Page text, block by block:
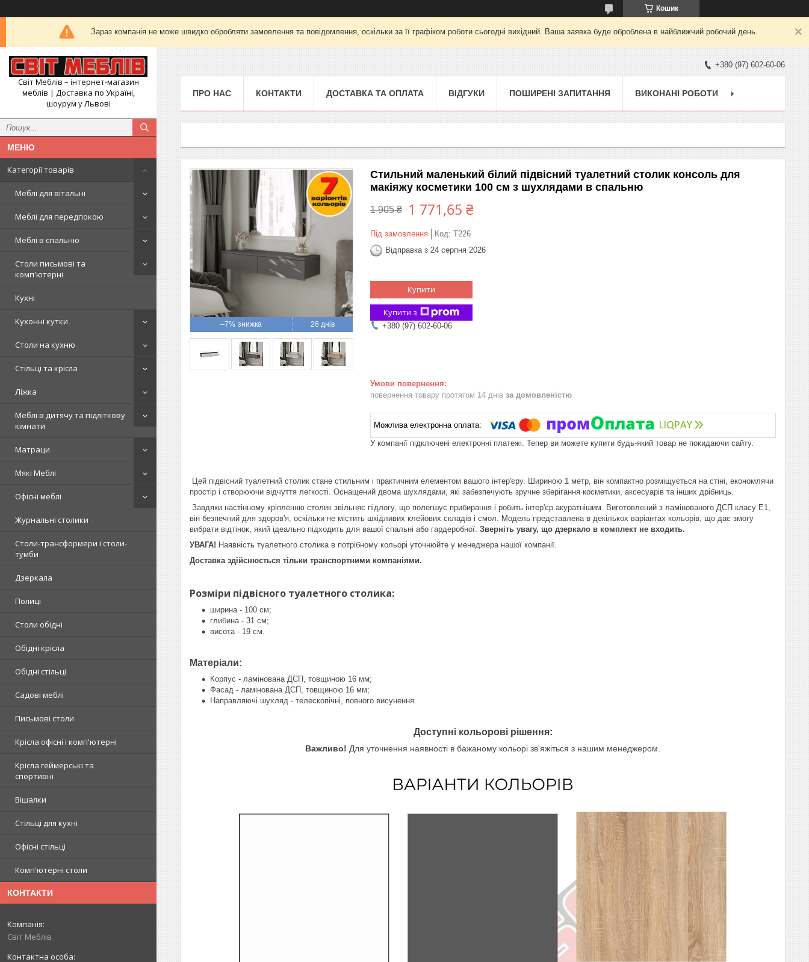
Кошик
Зараз компанія не може швидко обробляти замовлення та повідомлення, оскільки за її графіком роботи сьогодні вихідний. Ваша заявка буде оброблена в найближчий робочий день.
Світ Меблів – інтернет-магазин
меблів | Доставка по Україні,
шоурум у Львові
Категорії товарів
Меблі для вітальні
Меблі для передпокою
Меблі в спальню
Столи письмові та
комп'ютерні
Кухні
Кухонні кутки
Столи на кухню
Стільці та крісла
Ліжка
Меблі в дитячу та підліткову
кімнати
Матраци
Мякі Меблі
Офісні меблі
Журнальні столики
Столи-трансформери і столи-
тумби
Дзеркала
Полиці
Столи обідні
Обідні крісла
Обідні стільці
Садові меблі
Письмові столи
Крісла офісні і комп'ютерні
Крісла геймерські та
спортивні
Вішалки
Стільці для кухні
Офісні стільці
Комп'ютерні столи
КОНТАКТИ
Світ Меблів
+380 (97) 602-60-06
ПРО НАС КОНТАКТИ ДОСТАВКА ТА ОПЛАТА ВІДГУКИ ПОШИРЕНІ ЗАПИТАННЯ ВИКОНАНІ РОБОТИ
–7% 26 днів
Стильний маленький білий підвісний туалетний столик консоль для
макіяжу косметики 100 см з шухлядами в спальню
1 905 ₴ 1 771,65 ₴
Під замовлення Код: T226
Відправка з 24 серпня 2026
Купити
Купити з
+380 (97) 602-60-06
повернення товару протягом 14 днів за домовленістю
У компанії підключені електронні платежі. Тепер ви можете купити будь-який товар не покидаючи сайту.
Цей підвісний туалетний столик стане стильним і практичним елементом вашого інтер'єру. Шириною 1 метр, він компактно розміщується на стіні, економлячи
простір і створюючи відчуття легкості. Оснащений двома шухлядами, які забезпечують зручне зберігання косметики, аксесуарів та інших дрібниць.
Завдяки настінному кріпленню столик звільняє підлогу, що полегшує прибирання і робить інтер'єр акуратнішим. Виготовлений з ламінованого ДСП класу E1,
він безпечний для здоров'я, оскільки не містить шкідливих клейових складів і смол. Модель представлена в декількох варіантах кольорів, що дає змогу
вибрати відтінок, який ідеально підходить для вашої спальні або гардеробної. Зверніть увагу, що дзеркало в комплект не входить.
УВАГА! Наявність туалетного столика в потрібному кольорі уточнюйте у менеджера нашої компанії.
Доставка здійснюється тільки транспортними компаніями.
Розміри підвісного туалетного столика:
ширина - 100 см;
глибина - 31 см;
висота - 19 см.
Матеріали:
Корпус - ламінована ДСП, товщиною 16 мм;
Фасад - ламінована ДСП, товщиною 16 мм;
Направляючі шухляд - телескопічні, повного висунення.
Доступні кольорові рішення:
Важливо! Для уточнення наявності в бажаному кольорі зв'яжіться з нашим менеджером.